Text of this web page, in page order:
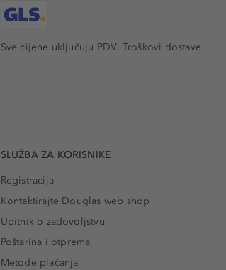
Sve cijene uključuju PDV. Troškovi dostave.
SLUŽBA ZA KORISNIKE
Registracija
Kontaktirajte Douglas web shop
Upitnik o zadovoljstvu
Poštarina i otprema
Metode plaćanja